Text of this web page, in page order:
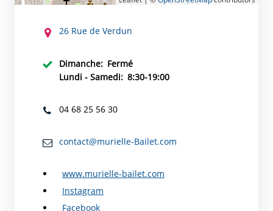
26 Rue de Verdun
Dimanche: Fermé
Lundi - Samedi: 8:30-19:00
04 68 25 56 30
contact@murielle-Bailet.com
www.murielle-bailet.com
Instagram
Facebook